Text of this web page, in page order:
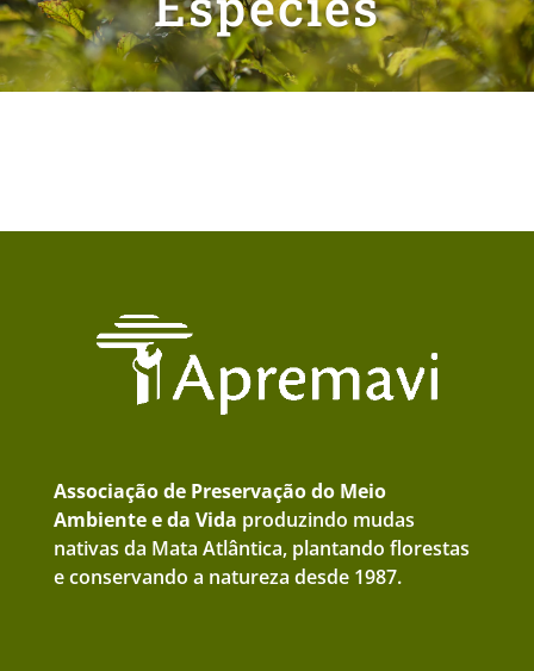
Associação de Preservação do Meio
Ambiente e da Vida produzindo mudas
nativas da Mata Atlântica, plantando florestas
e conservando a natureza desde 1987.